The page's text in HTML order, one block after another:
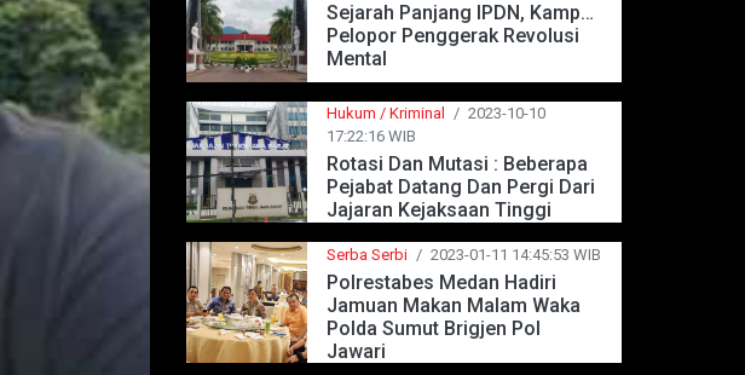
Sejarah Panjang IPDN, Kampus
Pelopor Penggerak Revolusi
Mental
Hukum / Kriminal / 2023-10-10
17:22:16 WIB
Rotasi Dan Mutasi : Beberapa
Pejabat Datang Dan Pergi Dari
Jajaran Kejaksaan Tinggi
Serba Serbi / 2023-01-11 14:45:53 WIB
Polrestabes Medan Hadiri
Jamuan Makan Malam Waka
Polda Sumut Brigjen Pol
Jawari